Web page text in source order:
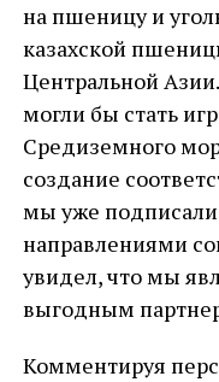
на пшеницу и
казахской
Центральной
могли бы стать
Средиземного
создание
мы уже
направлениями
увидел, что мы
выгодным
Комментируя